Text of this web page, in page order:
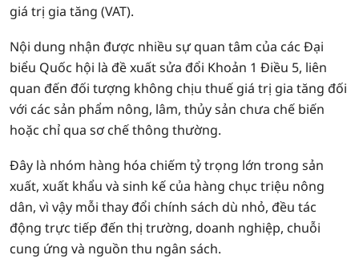
giá trị gia tăng (VAT).
Nội dung nhận được nhiều sự quan tâm của các Đại
biểu Quốc hội là đề xuất sửa đổi Khoản 1 Điều 5, liên
quan đến đối tượng không chịu thuế giá trị gia tăng đối
với các sản phẩm nông, lâm, thủy sản chưa chế biến
hoặc chỉ qua sơ chế thông thường.
Đây là nhóm hàng hóa chiếm tỷ trọng lớn trong sản
xuất, xuất khẩu và sinh kế của hàng chục triệu nông
dân, vì vậy mỗi thay đổi chính sách dù nhỏ, đều tác
động trực tiếp đến thị trường, doanh nghiệp, chuỗi
cung ứng và nguồn thu ngân sách.